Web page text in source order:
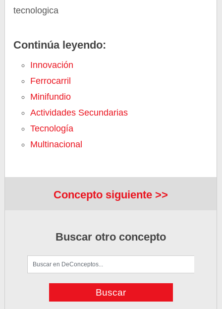
tecnologica
Continúa leyendo:
Innovación
Ferrocarril
Minifundio
Actividades Secundarias
Tecnología
Multinacional
Concepto siguiente >>
Buscar otro concepto